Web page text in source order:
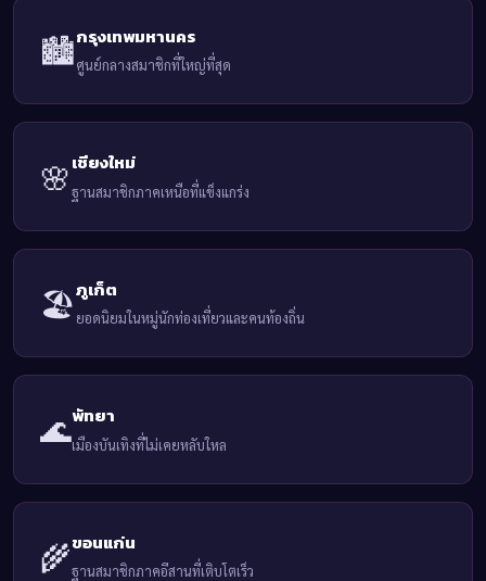
🏙️กรุงเทพมหานคร
ศูนย์กลางสมาชิกที่ใหญ่ที่สุด
🌸เชียงใหม่
ฐานสมาชิกภาคเหนือที่แข็งแกร่ง
🏖️ภูเก็ต
ยอดนิยมในหมู่นักท่องเที่ยวและคนท้องถิ่น
🌊พัทยา
เมืองบันเทิงที่ไม่เคยหลับใหล
🌾ขอนแก่น
ฐานสมาชิกภาคอีสานที่เติบโตเร็ว